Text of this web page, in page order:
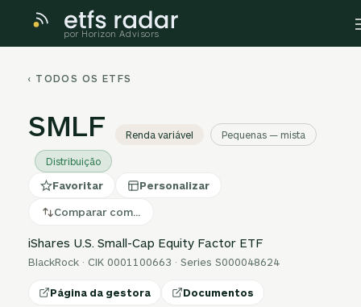
por Horizon Advisors
‹ TODOS OS ETFS
SMLF Renda variável Pequenas — mista
Distribuição
Favoritar Personalizar
Comparar com…
iShares U.S. Small-Cap Equity Factor ETF
BlackRock · CIK 0001100663 · Series S000048624
Página da gestora Documentos